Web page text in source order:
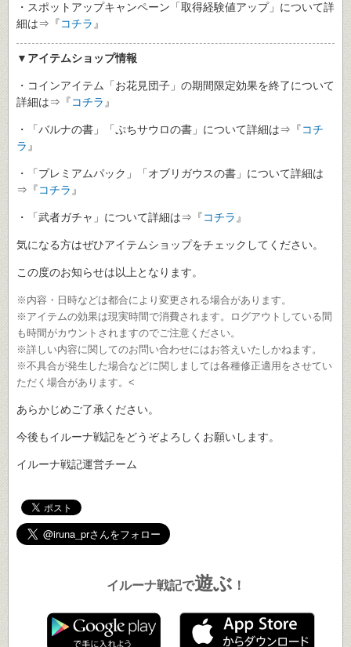
・スポットアップキャンペーン「取得経験値アップ」について詳
細は⇒『コチラ 』
▼アイテムショップ情報
・コインアイテム「お花見団子」の期間限定効果を終了について
詳細は⇒『コチラ 』
・「バルナの書」「ぷちサウロの書」について詳細は⇒『コチ
ラ 』
・「プレミアムパック」「オブリガウスの書」について詳細は
⇒『コチラ 』
・「武者ガチャ」について詳細は⇒『コチラ 』
気になる方はぜひアイテムショップをチェックしてください。
この度のお知らせは以上となります。
※内容・日時などは都合により変更される場合があります。
※アイテムの効果は現実時間で消費されます。ログアウトしている間
も時間がカウントされますのでご注意ください。
※詳しい内容に関してのお問い合わせにはお答えいたしかねます。
※不具合が発生した場合などに関しましては各種修正適用をさせてい
ただく場合があります。<
あらかじめご了承ください。
今後もイルーナ戦記をどうぞよろしくお願いします。
イルーナ戦記運営チーム
イルーナ戦記で遊ぶ ！